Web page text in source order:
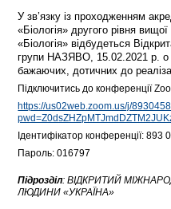
У зв’язку із проходженням
«Біологія» другого рівня вищої
«Біологія» відбудеться
групи НАЗЯВО, 15.02.2021 р. о
бажаючих, дотичних до
Підключитись до конференції
https://us02web.zoom.us/j/
Ідентифікатор конференції: 893
Пароль: 016797
Підрозділ:ВІДКРИТИЙ
ЛЮДИНИ «УКРАЇНА»